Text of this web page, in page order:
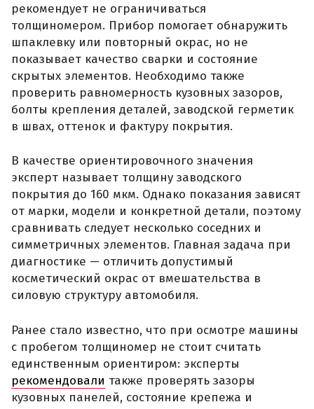
рекомендует не ограничиваться
толщиномером. Прибор помогает обнаружить
шпаклевку или повторный окрас, но не
показывает качество сварки и состояние
скрытых элементов. Необходимо также
проверить равномерность кузовных зазоров,
болты крепления деталей, заводской герметик
в швах, оттенок и фактуру покрытия.
В качестве ориентировочного значения
эксперт называет толщину заводского
покрытия до 160 мкм. Однако показания зависят
от марки, модели и конкретной детали, поэтому
сравнивать следует несколько соседних и
симметричных элементов. Главная задача при
диагностике — отличить допустимый
косметический окрас от вмешательства в
силовую структуру автомобиля.
Ранее стало известно, что при осмотре машины
с пробегом толщиномер не стоит считать
единственным ориентиром: эксперты
рекомендовали также проверять зазоры
кузовных панелей, состояние крепежа и